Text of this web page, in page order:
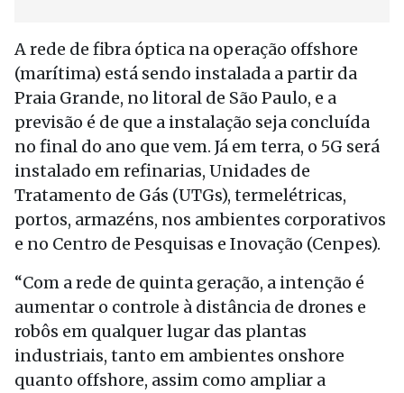
A rede de fibra óptica na operação offshore
(marítima) está sendo instalada a partir da
Praia Grande, no litoral de São Paulo, e a
previsão é de que a instalação seja concluída
no final do ano que vem. Já em terra, o 5G será
instalado em refinarias, Unidades de
Tratamento de Gás (UTGs), termelétricas,
portos, armazéns, nos ambientes corporativos
e no Centro de Pesquisas e Inovação (Cenpes).
“Com a rede de quinta geração, a intenção é
aumentar o controle à distância de drones e
robôs em qualquer lugar das plantas
industriais, tanto em ambientes onshore
quanto offshore, assim como ampliar a